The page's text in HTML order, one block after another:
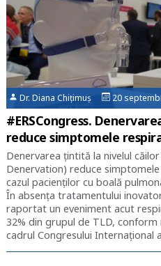
Dr. Diana Chițimuș 20
#ERSCongress.
reduce simptomele
Denervarea țintită la nivelul
Denervation) reduce
cazul pacienților cu boală
În absența tratamentului
raportat un eveniment acut
32% din grupul de TLD,
cadrul Congresului Internațional